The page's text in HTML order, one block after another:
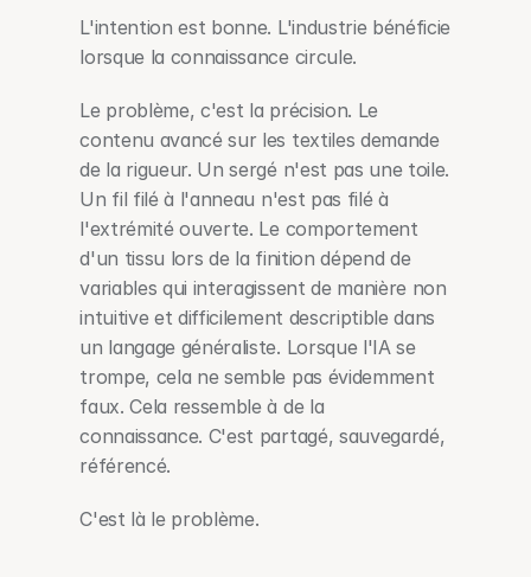
L'intention est bonne. L'industrie bénéficie
lorsque la connaissance circule.
Le problème, c'est la précision. Le
contenu avancé sur les textiles demande
de la rigueur. Un sergé n'est pas une toile.
Un fil filé à l'anneau n'est pas filé à
l'extrémité ouverte. Le comportement
d'un tissu lors de la finition dépend de
variables qui interagissent de manière non
intuitive et difficilement descriptible dans
un langage généraliste. Lorsque l'IA se
trompe, cela ne semble pas évidemment
faux. Cela ressemble à de la
connaissance. C'est partagé, sauvegardé,
référencé.
C'est là le problème.